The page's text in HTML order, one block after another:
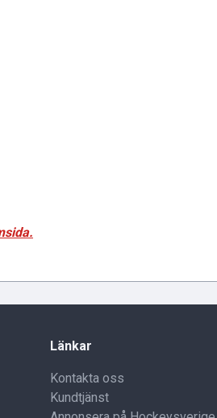
Länkar
Kontakta oss
Kundtjänst